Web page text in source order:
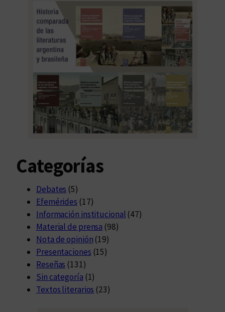
l
l
d
e
a
s
f
r
o
t
e
r
a
s
n
a
c
i
o
n
Categorías
Debates (5)
Efemérides (17)
Información institucional (47)
Material de prensa (98)
Nota de opinión (19)
Presentaciones (15)
Reseñas (131)
Sin categoría (1)
Textos literarios (23)